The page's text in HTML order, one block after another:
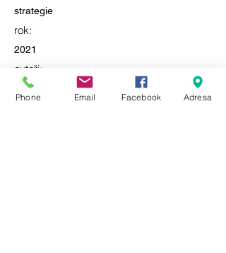
strategie
rok:
2021
autoři:
Pavla Melková, Tereza Melková, Radek
Novotný
Phone Email Facebook Adresa